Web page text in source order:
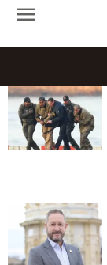
Colombia
menu